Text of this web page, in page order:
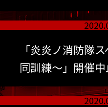
「炎炎ノ消防隊
同訓練～」開催